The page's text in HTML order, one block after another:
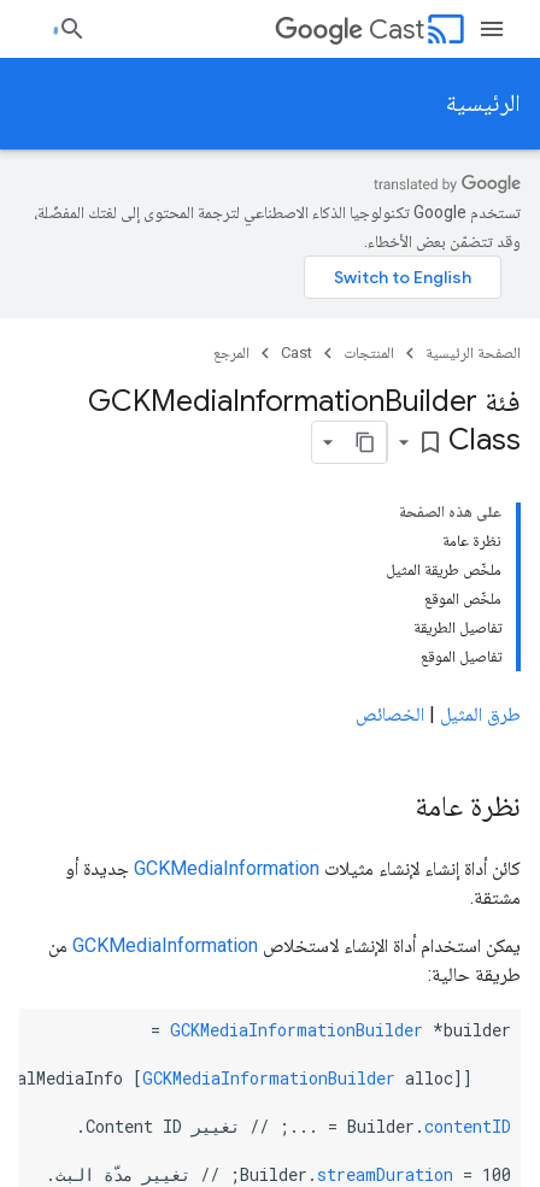
cast
Cast
الرئيسية
تستخدم Google تكنولوجيا الذكاء الاصطناعي لترجمة المحتوى إلى لغتك المفضّلة،
وقد تتضمّن بعض الأخطاء.
الصفحة الرئيسية المنتجات Cast المرجع
فئة GCKMedia InformationBuilder
Class
bookmark_border
على هذه الصفحة
نظرة عامة
ملخّص طريقة المثيل
ملخّص الموقع
تفاصيل الطريقة
تفاصيل الموقع
طرق المثيل | الخصائص
نظرة عامة
كائن أداة إنشاء لإنشاء مثيلات GCKMediaInformation جديدة أو
مشتقة.
يمكن استخدام أداة الإنشاء لاستخلاص GCKMediaInformation من
طريقة حالية:
GCKMediaInformationBuilder *builder =
    [[
GCKMediaInformationBuilder alloc] initWithMediaInformation:OriginalMediaInfo];
Builder.contentID
= ...; // تغيير Content ID.
Builder.streamDuration = 100; // تغيير مدّة البث.